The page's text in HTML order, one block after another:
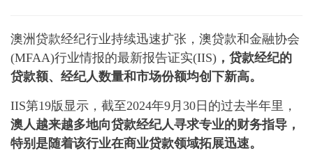
澳洲贷款经纪行业持续迅速扩张，澳贷款和金融协会
(MFAA)行业情报的最新报告证实(IIS) ，贷款经纪的
贷款额、经纪人数量和市场份额均创下新高。
IIS第19版显示，截至2024年9月30日的过去半年里，
澳人越来越多地向贷款经纪人寻求专业的财务指导，
特别是随着该行业在商业贷款领域拓展迅速。